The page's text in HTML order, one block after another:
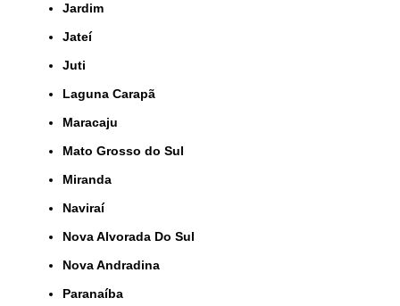
Jardim
Jateí
Juti
Laguna Carapã
Maracaju
Mato Grosso do Sul
Miranda
Naviraí
Nova Alvorada Do Sul
Nova Andradina
Paranaíba